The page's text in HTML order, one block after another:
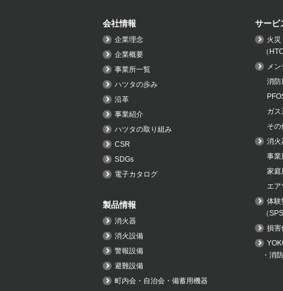
会社情報
企業理念
企業概要
事業所一覧
ハツタの歩み
沿革
事業紹介
ハツタの取り組み
CSR
SDGs
電子カタログ
製品情報
消火器
消火設備
警報設備
避難設備
町内会・自治会・備蓄用機器
サービ
火
（
メ
消防
ガ
その
消火
事業
家庭
エ
体験
（
損害
・消